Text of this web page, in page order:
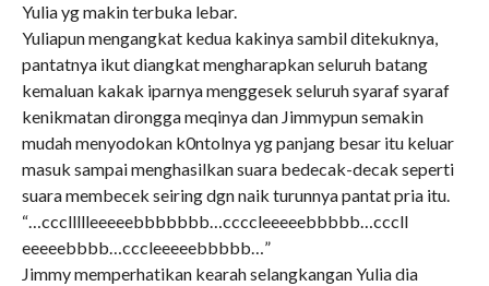
Yulia yg makin terbuka lebar.
Yuliapun mengangkat kedua kakinya sambil ditekuknya,
pantatnya ikut diangkat mengharapkan seluruh batang
kemaluan kakak iparnya menggesek seluruh syaraf syaraf
kenikmatan dirongga meqinya dan Jimmypun semakin
mudah menyodokan k0ntolnya yg panjang besar itu keluar
masuk sampai menghasilkan suara bedecak-decak seperti
suara membecek seiring dgn naik turunnya pantat pria itu.
“…cccllllleeeeebbbbbbb…ccccleeeeebbbbb…cccll
eeeeebbbb…cccleeeeebbbbb…”
Jimmy memperhatikan kearah selangkangan Yulia dia